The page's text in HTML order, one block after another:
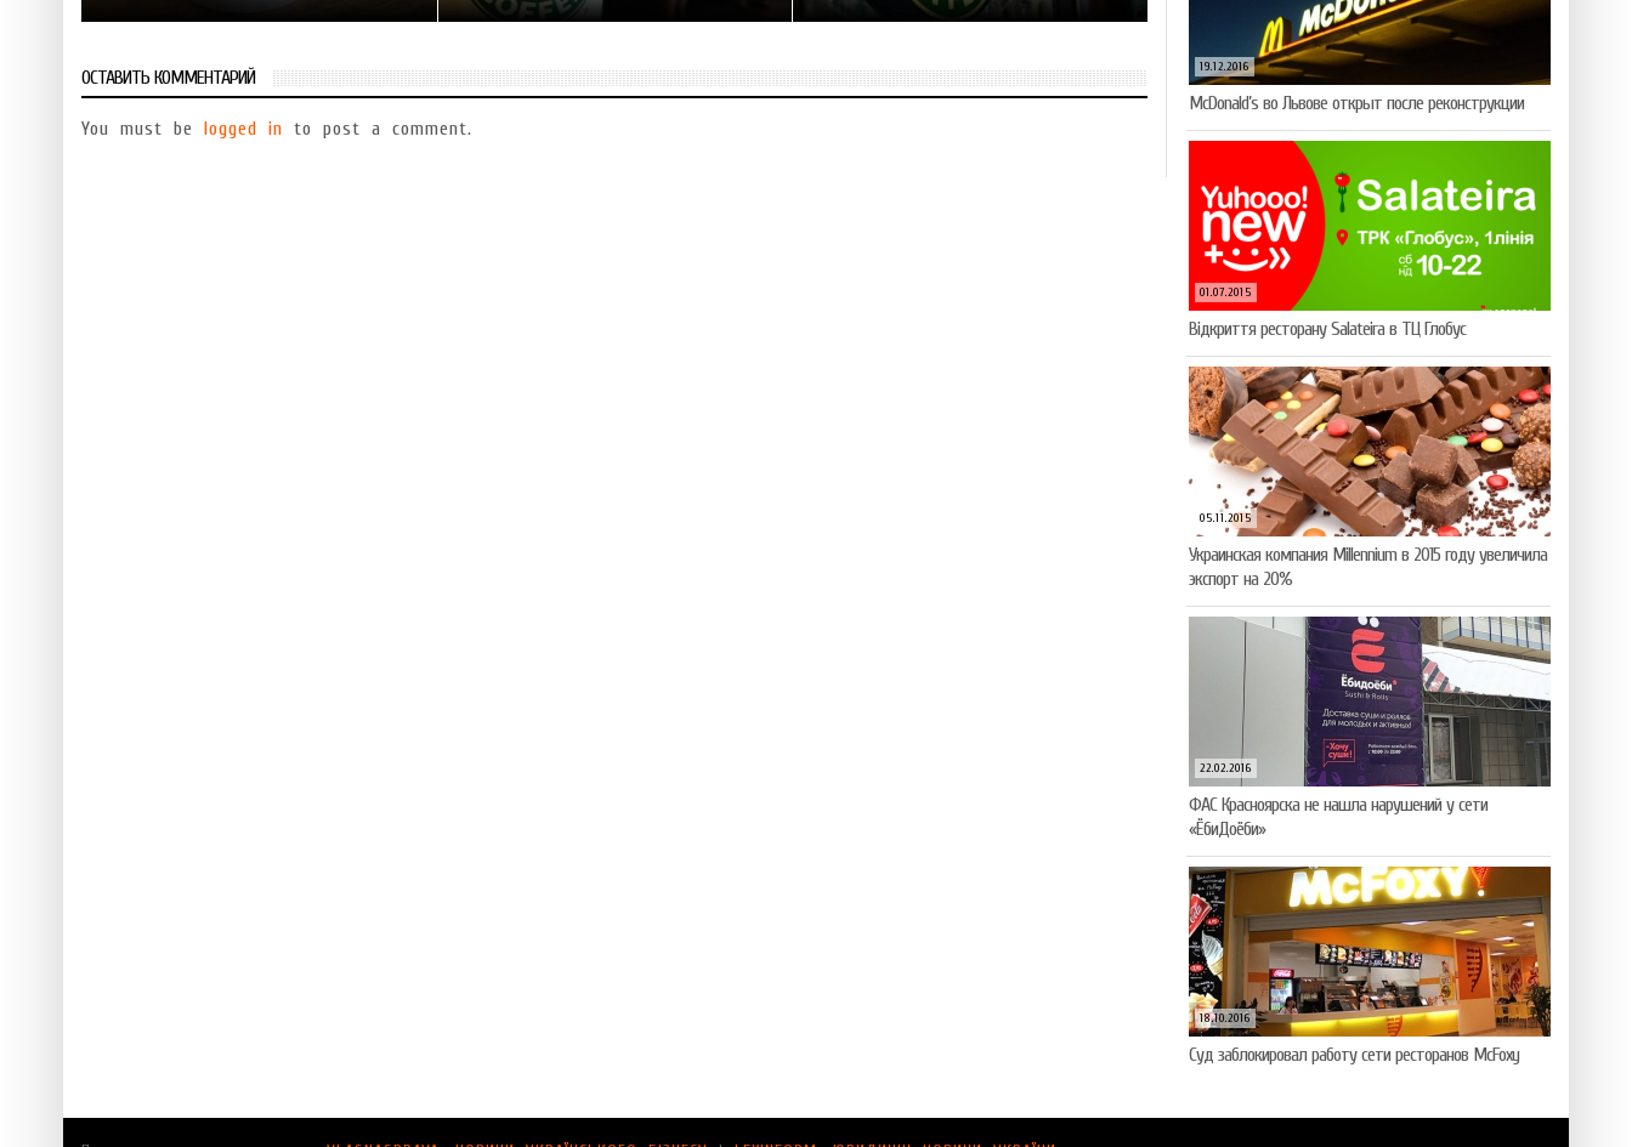
ОСТАВИТЬ КОММЕНТАРИЙ
You must be logged in to post a comment.
19.12.2016
McDonald’s во Львове открыт после реконструкции
01.07.2015
Відкриття ресторану Salateirа в ТЦ Глобус
05.11.2015
Украинская компания Millennium в 2015 году увеличила
экспорт на 20%
22.02.2016
ФАС Красноярска не нашла нарушений у сети
«ЁбиДоёби»
18.10.2016
Суд заблокировал работу сети ресторанов McFoxy